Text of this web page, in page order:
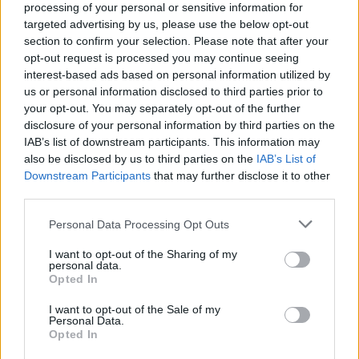
processing of your personal or sensitive information for
targeted advertising by us, please use the below opt-out
section to confirm your selection. Please note that after your
opt-out request is processed you may continue seeing
interest-based ads based on personal information utilized by
us or personal information disclosed to third parties prior to
your opt-out. You may separately opt-out of the further
disclosure of your personal information by third parties on the
IAB’s list of downstream participants. This information may
also be disclosed by us to third parties on the IAB’s List of
Downstream Participants that may further disclose it to other
Please note that this website/app uses one or more Google
not limited to your visit or usage behaviour. You may click to
grant or deny consent to Google and its third-party tags to
use your data for below specified purposes in below Google
consent section.
Personal Data Processing Opt Outs
I want to opt-out of the Sharing of my
personal data.
Opted In
I want to opt-out of the Sale of my
Personal Data.
Opted In
παιδιά του Θεού» συμπλήρωσε ο Βανς και
συνέχισε: «Οι καρδιές μας νιώθουν τόσο άδειες
τώρα που δεν είναι μαζί μας (…) Σε αγαπάμε και
δε θα σταματήσουμε να είμαστε δίπλα σου,
όπως ήταν ο Τσάρλι», είπε απευθυνόμενος στην
χήρα του Κερκ, ενώ τόνισε και εκείνος με τη
σειρά του ότι «δολοφονήθηκε επειδή έλεγε την
αλήθεια».
μεταξύ άλλων ο γιος του Ντόναλντ Τραμπ,
Ντόναλντ Τραμπ Τζούνιορστην ομιλία του.
αυτής της ιστορίας» τόνισε για να συμπληρώσει:
«Είμαστε όλοι ο Τσάρλι».